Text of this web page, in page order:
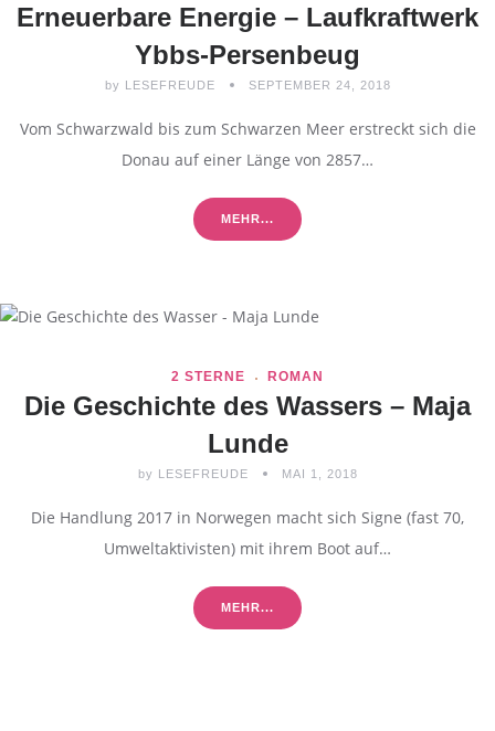
Erneuerbare Energie – Laufkraftwerk
Ybbs-Persenbeug
by LESEFREUDE SEPTEMBER 24, 2018
Vom Schwarzwald bis zum Schwarzen Meer erstreckt sich die
Donau auf einer Länge von 2857…
MEHR...
2 STERNE ROMAN
Die Geschichte des Wassers – Maja
Lunde
by LESEFREUDE MAI 1, 2018
Die Handlung 2017 in Norwegen macht sich Signe (fast 70,
Umweltaktivisten) mit ihrem Boot auf…
MEHR...